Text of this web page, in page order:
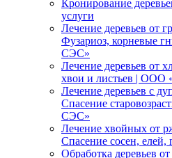
Кронирование
услуги
Лечение деревьев от
Фузариоз, корневые
СЭС»
Лечение деревьев от
хвои и листьев |
Лечение деревьев с
Спасение
СЭС»
Лечение хвойных от
Спасение сосен,
Обработка деревьев